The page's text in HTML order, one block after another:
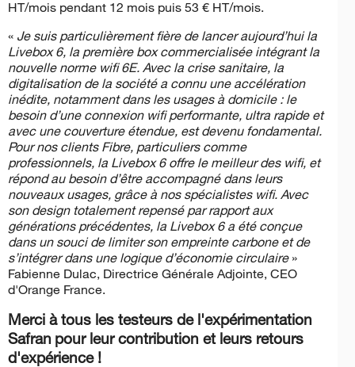
HT/mois pendant 12 mois puis 53 € HT/mois.
« Je suis particulièrement fière de lancer aujourd’hui la
Livebox 6, la première box commercialisée intégrant la
nouvelle norme wifi 6E. Avec la crise sanitaire, la
digitalisation de la société a connu une accélération
inédite, notamment dans les usages à domicile : le
besoin d’une connexion wifi performante, ultra rapide et
avec une couverture étendue, est devenu fondamental.
Pour nos clients Fibre, particuliers comme
professionnels, la Livebox 6 offre le meilleur des wifi, et
répond au besoin d’être accompagné dans leurs
nouveaux usages, grâce à nos spécialistes wifi. Avec
son design totalement repensé par rapport aux
générations précédentes, la Livebox 6 a été conçue
dans un souci de limiter son empreinte carbone et de
s’intégrer dans une logique d’économie circulaire»
Fabienne Dulac, Directrice Générale Adjointe, CEO
d'Orange France.
Merci à tous les testeurs de l'expérimentation
Safran pour leur contribution et leurs retours
d'expérience !